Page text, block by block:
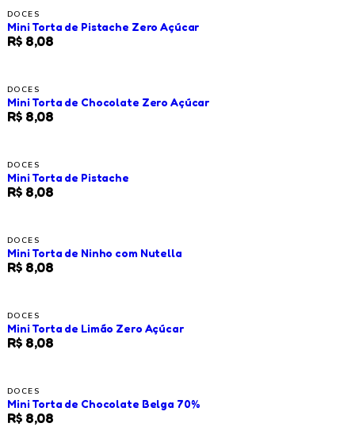
DOCES
Mini Torta de Pistache Zero Açúcar
R$ 8,08
DOCES
Mini Torta de Chocolate Zero Açúcar
R$ 8,08
DOCES
Mini Torta de Pistache
R$ 8,08
DOCES
Mini Torta de Ninho com Nutella
R$ 8,08
DOCES
Mini Torta de Limão Zero Açúcar
R$ 8,08
DOCES
Mini Torta de Chocolate Belga 70%
R$ 8,08